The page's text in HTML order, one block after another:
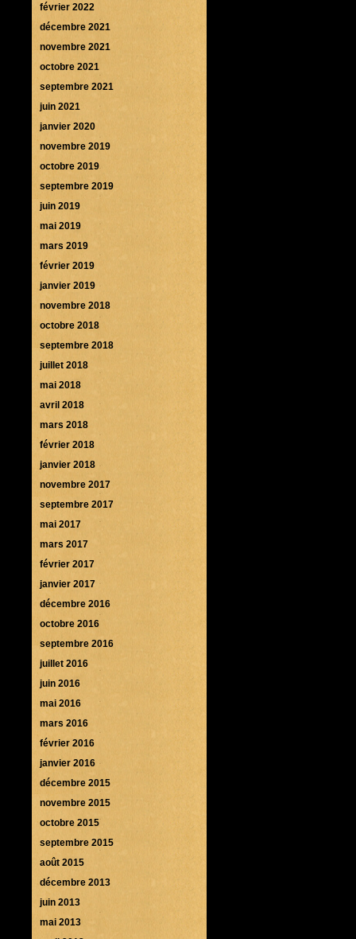
février 2022
décembre 2021
novembre 2021
octobre 2021
septembre 2021
juin 2021
janvier 2020
novembre 2019
octobre 2019
septembre 2019
juin 2019
mai 2019
mars 2019
février 2019
janvier 2019
novembre 2018
octobre 2018
septembre 2018
juillet 2018
mai 2018
avril 2018
mars 2018
février 2018
janvier 2018
novembre 2017
septembre 2017
mai 2017
mars 2017
février 2017
janvier 2017
décembre 2016
octobre 2016
septembre 2016
juillet 2016
juin 2016
mai 2016
mars 2016
février 2016
janvier 2016
décembre 2015
novembre 2015
octobre 2015
septembre 2015
août 2015
décembre 2013
juin 2013
mai 2013